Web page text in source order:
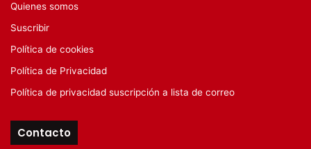
Quienes somos
Suscribir
Política de cookies
Política de Privacidad
Política de privacidad suscripción a lista de correo
Contacto